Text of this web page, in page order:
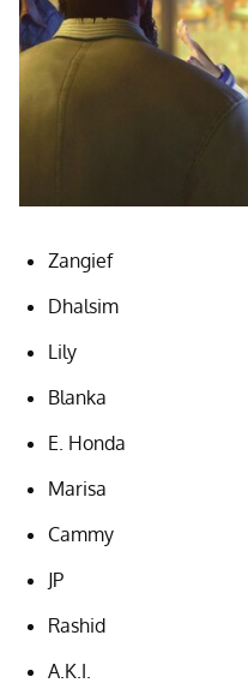
Zangief
Dhalsim
Lily
Blanka
E. Honda
Marisa
Cammy
JP
Rashid
A.K.I.